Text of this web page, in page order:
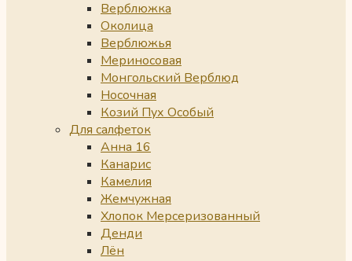
Верблюжка
Околица
Верблюжья
Мериносовая
Монгольский Верблюд
Носочная
Козий Пух Особый
Для салфеток
Анна 16
Канарис
Камелия
Жемчужная
Хлопок Мерсеризованный
Денди
Лён